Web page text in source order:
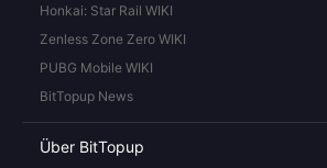
Honkai: Star Rail WIKI
Zenless Zone Zero WIKI
PUBG Mobile WIKI
BitTopup News
Über BitTopup